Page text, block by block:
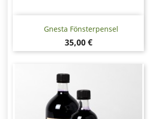
Gnesta Fönsterpensel
Pris
35,00 €